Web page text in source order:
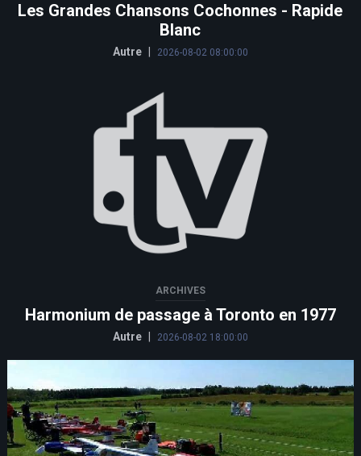
Les Grandes Chansons Cochonnes - Rapide
Blanc
Autre 2026-08-02 08:00:00
ARCHIVES
Harmonium de passage à Toronto en 1977
Autre 2026-08-02 18:00:00